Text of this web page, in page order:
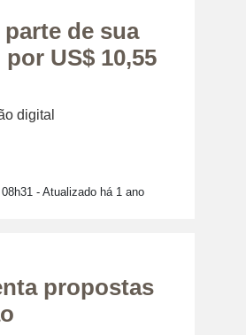
de sua
US$ 10,55
digital
- Atualizado há 1 ano
propostas